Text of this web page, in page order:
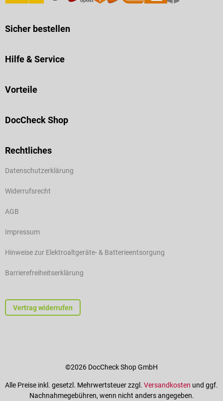
Sicher bestellen
Hilfe & Service
Vorteile
DocCheck Shop
Rechtliches
Datenschutzerklärung
Widerrufsrecht
AGB
Impressum
Hinweise zur Elektroaltgeräte- & Batterieentsorgung
Barrierefreiheitserklärung
Vertrag widerrufen
©2026 DocCheck Shop GmbH
Alle Preise inkl. gesetzl. Mehrwertsteuer zzgl. Versandkosten und ggf.
Nachnahmegebühren, wenn nicht anders angegeben.